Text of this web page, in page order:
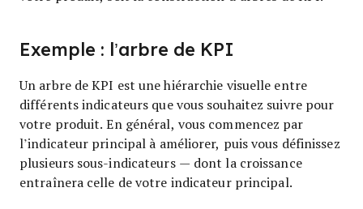
Exemple : l’arbre de KPI
Un arbre de KPI est une hiérarchie visuelle entre
différents indicateurs que vous souhaitez suivre pour
votre produit. En général, vous commencez par
l’indicateur principal à améliorer, puis vous définissez
plusieurs sous-indicateurs — dont la croissance
entraînera celle de votre indicateur principal.